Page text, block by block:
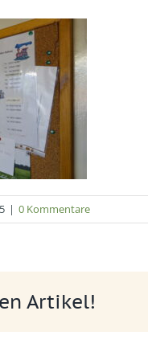
| 0 Kommentare
Artikel!